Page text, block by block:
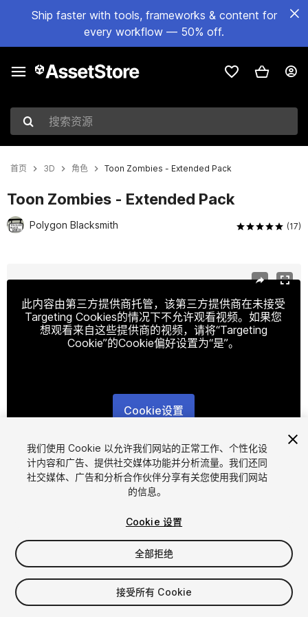
Ship faster with tools, frameworks & content for
every workflow — 50% off.
搜索资源
首页 3D 角色 Toon Zombies - Extended Pack
Toon Zombies - Extended Pack
Polygon Blacksmith (17)
此内容由第三方提供商托管，该第三方提供商在未接受
Targeting Cookies的情况下不允许观看视频。如果您
想观看来自这些提供商的视频，请将“Targeting
Cookie”的Cookie偏好设置为“是”。
Cookie设置
1/8
$40
增值税将在结算时计算
我们使用 Cookie 以允许我们网站的正常工作、个性化设
计内容和广告、提供社交媒体功能并分析流量。我们还同
社交媒体、广告和分析合作伙伴分享有关您使用我们网站
的信息。
Cookie 设置
全部拒绝
接受所有 Cookie